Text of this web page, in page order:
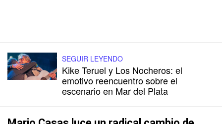
SEGUIR LEYENDO
Kike Teruel y Los Nocheros: el
emotivo reencuentro sobre el
escenario en Mar del Plata